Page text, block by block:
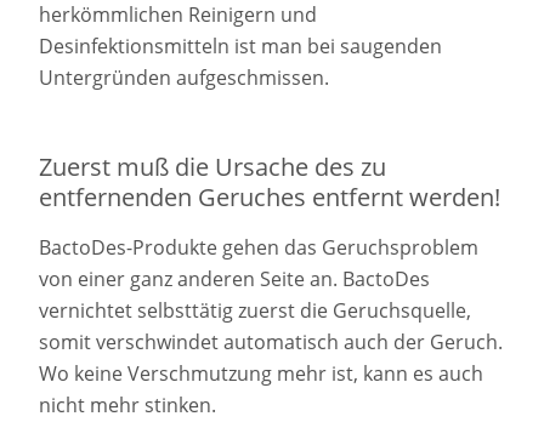
herkömmlichen Reinigern und
Desinfektionsmitteln ist man bei saugenden
Untergründen aufgeschmissen.
Zuerst muß die Ursache des zu
entfernenden Geruches entfernt werden!
BactoDes-Produkte gehen das Geruchsproblem
von einer ganz anderen Seite an. BactoDes
vernichtet selbsttätig zuerst die Geruchsquelle,
somit verschwindet automatisch auch der Geruch.
Wo keine Verschmutzung mehr ist, kann es auch
nicht mehr stinken.